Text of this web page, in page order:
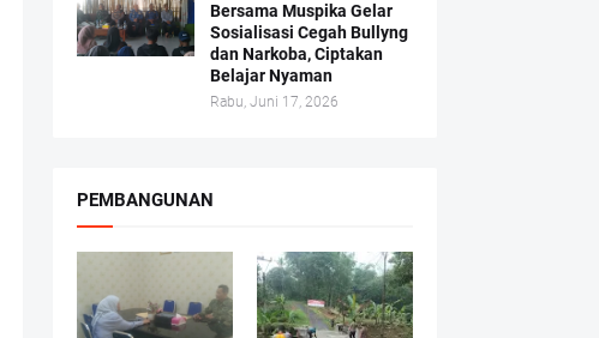
Bersama Muspika Gelar
Sosialisasi Cegah Bullyng
dan Narkoba, Ciptakan
Belajar Nyaman
Rabu, Juni 17, 2026
PEMBANGUNAN